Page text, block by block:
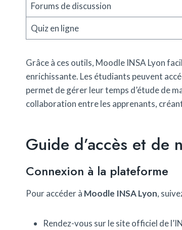
Forums de discussion
Quiz en ligne
Grâce à ces outils, Moodle INSA Lyon
enrichissante. Les étudiants peuvent
permet de gérer leur temps d’étude de
collaboration entre les apprenants,
Guide d’accès et de
Connexion à la plateforme
Pour accéder à Moodle INSA Lyon,
Rendez-vous sur le site officiel de